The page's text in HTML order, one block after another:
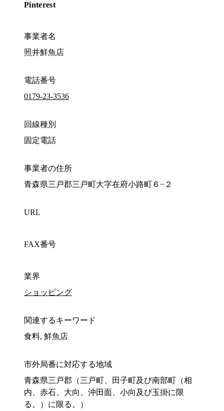
Pinterest
事業者名
照井鮮魚店
電話番号
0179-23-3536
回線種別
固定電話
事業者の住所
青森県三戸郡三戸町大字在府小路町６−２
URL
FAX番号
業界
ショッピング
関連するキーワード
食料, 鮮魚店
市外局番に対応する地域
青森県三戸郡（三戸町、田子町及び南部町（相
内、赤石、大向、沖田面、小向及び玉掛に限
る。）に限る。）